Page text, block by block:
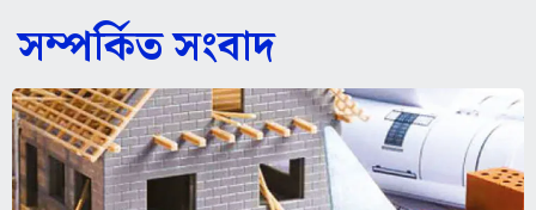
সম্পর্কিত সংবাদ